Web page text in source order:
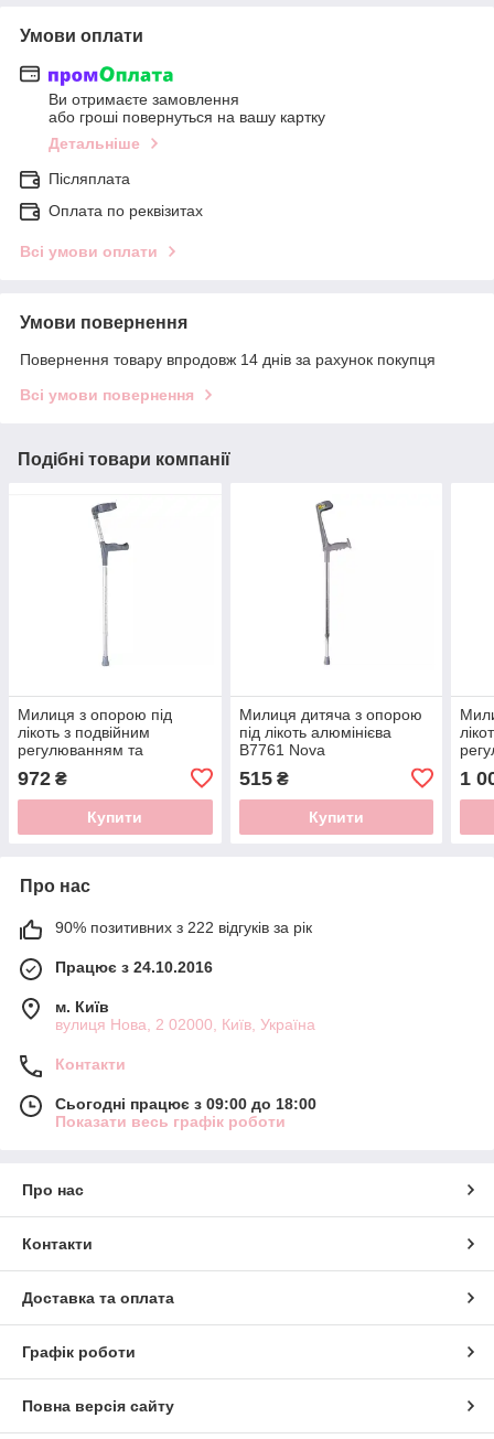
Умови оплати
Ви отримаєте замовлення
або гроші повернуться на вашу картку
Детальніше
Післяплата
Оплата по реквізитах
Всі умови оплати
Умови повернення
Повернення товару впродовж 14 днів за рахунок покупця
Всі умови повернення
Подібні товари компанії
Милиця з опорою під
лікоть з подвійним
регулюванням та
NOVA B7802PA
972 ₴
Купити
Милиця дитяча з опорою
під лікоть алюмінієва
B7761 Nova
515₴
Купити
1
Про нас
90% позитивних з 222 відгуків за рік
Працює з 24.10.2016
м. Київ
вулиця Нова, 2 02000, Київ, Україна
Контакти
Сьогодні працює з 09:00 до 18:00
Показати весь графік роботи
Про нас
Контакти
Доставка та оплата
Графік роботи
Повна версія сайту